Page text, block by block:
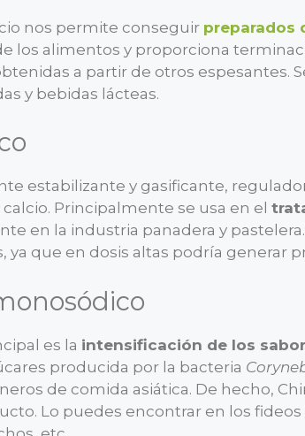
nos permite conseguir preparados
los alimentos y proporciona
a partir de otros espesantes.
y bebidas lácteas.
estabilizante y gasificante,
Principalmente se usa en el
en la industria panadera y
ya que en dosis altas podría generar
es la intensificación de los
producida por la bacteria
de comida asiática. De hecho,
Lo puedes encontrar en los